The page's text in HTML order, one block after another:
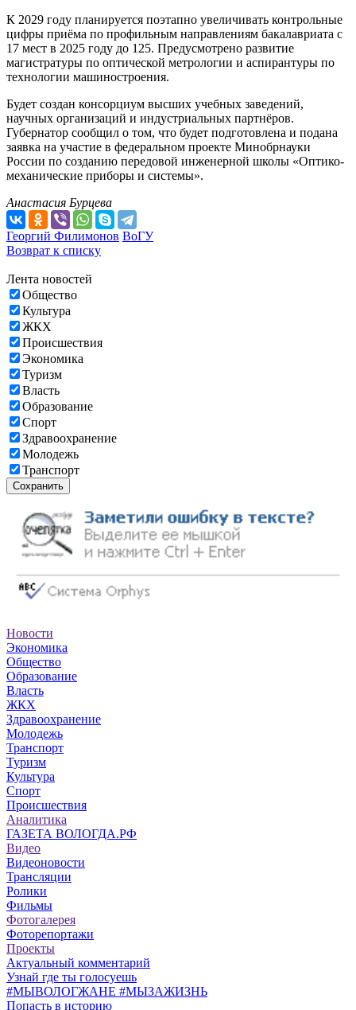
К 2029 году планируется поэтапно увеличивать контрольные
цифры приёма по профильным направлениям бакалавриата с
17 мест в 2025 году до 125. Предусмотрено развитие
магистратуры по оптической метрологии и аспирантуры по
технологии машиностроения.
Будет создан консорциум высших учебных заведений,
научных организаций и индустриальных партнёров.
Губернатор сообщил о том, что будет подготовлена и подана
заявка на участие в федеральном проекте Минобрнауки
России по созданию передовой инженерной школы «Оптико-
механические приборы и системы».
Анастасия Бурцева
Георгий Филимонов ВоГУ
Возврат к списку
Лента новостей
Общество
Культура
ЖКХ
Происшествия
Экономика
Туризм
Власть
Образование
Спорт
Здравоохранение
Молодежь
Транспорт
Сохранить
Новости
Экономика
Общество
Образование
Власть
ЖКХ
Здравоохранение
Молодежь
Транспорт
Туризм
Культура
Спорт
Происшествия
Аналитика
ГАЗЕТА ВОЛОГДА.РФ
Видео
Видеоновости
Трансляции
Ролики
Фильмы
Фотогалерея
Фоторепортажи
Проекты
Актуальный комментарий
Узнай где ты голосуешь
#МЫВОЛОГЖАНЕ #МЫЗАЖИЗНЬ
Попасть в историю